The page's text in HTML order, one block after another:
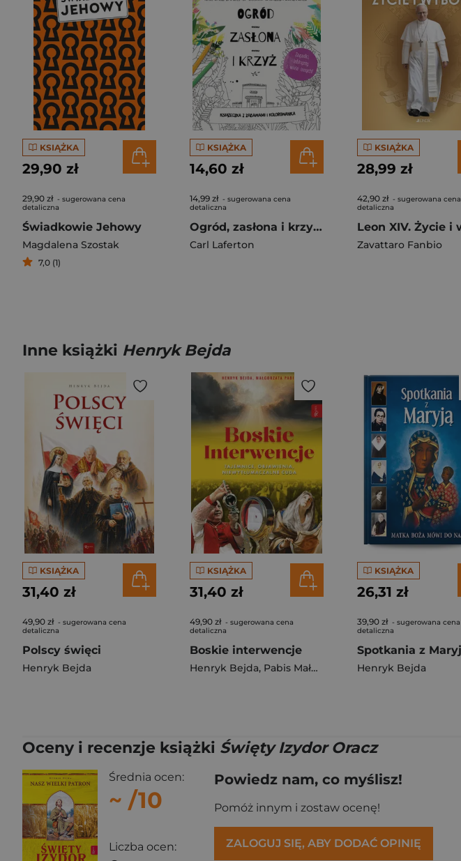
KSIĄŻKA
29,90 zł
29,90 zł - sugerowana cena
detaliczna
Świadkowie Jehowy
Magdalena Szostak
7,0 (1)
KSIĄŻKA
14,60 zł
14,99 zł - sugerowana cena
detaliczna
Ogród, zasłona i krzyż. Książeczka z zabawami i kolorowanka
Carl Laferton
KSIĄŻKA
28,99 zł
42,90 zł - sugerowana cena
detaliczna
Zavattaro Fanbio
Inne książki Henryk Bejda
KSIĄŻKA
31,40 zł
49,90 zł - sugerowana cena
detaliczna
Polscy święci
Henryk Bejda
KSIĄŻKA
31,40 zł
49,90 zł - sugerowana cena
detaliczna
Boskie interwencje
Henryk Bejda, Pabis Małgorzata
KSIĄŻKA
26,31 zł
39,90 zł - sugerowana cena
detaliczna
Henryk Bejda
Oceny i recenzje książki Święty Izydor Oracz
Średnia ocen:
~ /10
Liczba ocen:
Powiedz nam, co myślisz!
Pomóż innym i zostaw ocenę!
ZALOGUJ SIĘ, ABY DODAĆ OPINIĘ